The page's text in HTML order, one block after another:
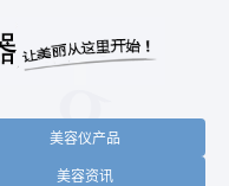
美容仪产品
美容资讯